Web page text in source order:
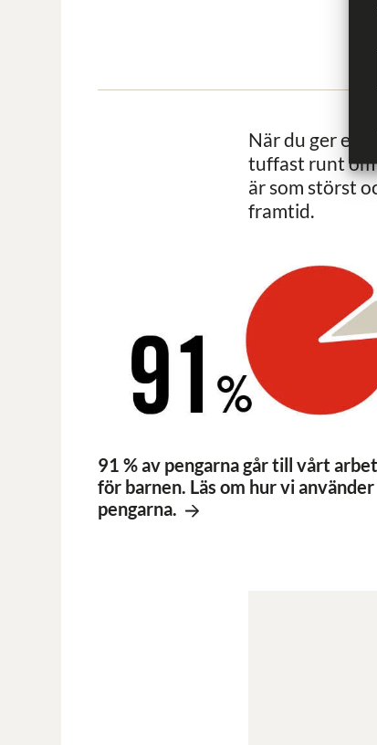
När du ger en
tuffast runt om
är som störst
framtid.
91 % av pengarna går till vårt
för barnen. Läs om hur vi använder
pengarna.